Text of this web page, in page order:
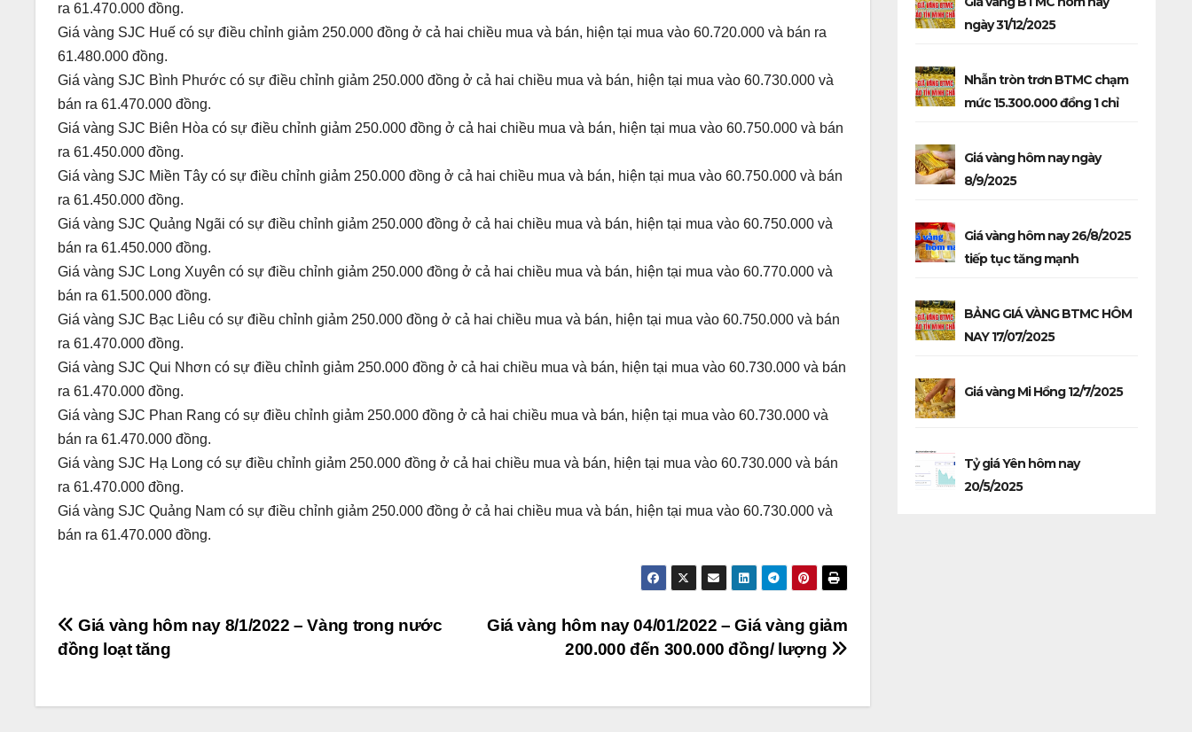
ra 61.470.000 đồng.
Giá vàng SJC Huế có sự điều chỉnh giảm 250.000 đồng ở cả hai chiều mua và bán, hiện tại mua vào 60.720.000 và bán ra
61.480.000 đồng.
Giá vàng SJC Bình Phước có sự điều chỉnh giảm 250.000 đồng ở cả hai chiều mua và bán, hiện tại mua vào 60.730.000 và
bán ra 61.470.000 đồng.
Giá vàng SJC Biên Hòa có sự điều chỉnh giảm 250.000 đồng ở cả hai chiều mua và bán, hiện tại mua vào 60.750.000 và bán
ra 61.450.000 đồng.
Giá vàng SJC Miền Tây có sự điều chỉnh giảm 250.000 đồng ở cả hai chiều mua và bán, hiện tại mua vào 60.750.000 và bán
ra 61.450.000 đồng.
Giá vàng SJC Quảng Ngãi có sự điều chỉnh giảm 250.000 đồng ở cả hai chiều mua và bán, hiện tại mua vào 60.750.000 và
bán ra 61.450.000 đồng.
Giá vàng SJC Long Xuyên có sự điều chỉnh giảm 250.000 đồng ở cả hai chiều mua và bán, hiện tại mua vào 60.770.000 và
bán ra 61.500.000 đồng.
Giá vàng SJC Bạc Liêu có sự điều chỉnh giảm 250.000 đồng ở cả hai chiều mua và bán, hiện tại mua vào 60.750.000 và bán
ra 61.470.000 đồng.
Giá vàng SJC Qui Nhơn có sự điều chỉnh giảm 250.000 đồng ở cả hai chiều mua và bán, hiện tại mua vào 60.730.000 và bán
ra 61.470.000 đồng.
Giá vàng SJC Phan Rang có sự điều chỉnh giảm 250.000 đồng ở cả hai chiều mua và bán, hiện tại mua vào 60.730.000 và
bán ra 61.470.000 đồng.
Giá vàng SJC Hạ Long có sự điều chỉnh giảm 250.000 đồng ở cả hai chiều mua và bán, hiện tại mua vào 60.730.000 và bán
ra 61.470.000 đồng.
Giá vàng SJC Quảng Nam có sự điều chỉnh giảm 250.000 đồng ở cả hai chiều mua và bán, hiện tại mua vào 60.730.000 và
bán ra 61.470.000 đồng.
Điều
hướng
viết
Giá vàng hôm nay 04/01/2022 – Giá vàng giảm
200.000 đến 300.000 đồng/ lượng
Giá vàng hôm nay 8/1/2022 – Vàng trong nước
đồng loạt tăng
ngày 31/12/2025
Nhẫn tròn trơn BTMC chạm
mức 15.300.000 đồng 1 chỉ
Giá vàng hôm nay ngày
8/9/2025
Giá vàng hôm nay 26/8/2025
tiếp tục tăng mạnh
BẢNG GIÁ VÀNG BTMC HÔM
NAY 17/07/2025
Giá vàng Mi Hồng 12/7/2025
Tỷ giá Yên hôm nay
20/5/2025